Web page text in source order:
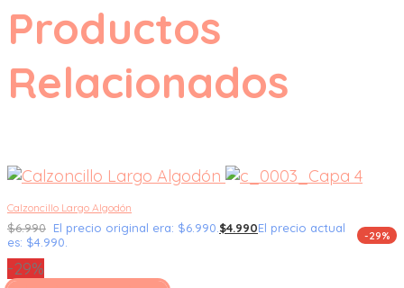
Productos
Relacionados
Calzoncillo Largo Algodón
$6.990 El precio original era: $6.990. $4.990El precio actual
es: $4.990.
-29%
-29%